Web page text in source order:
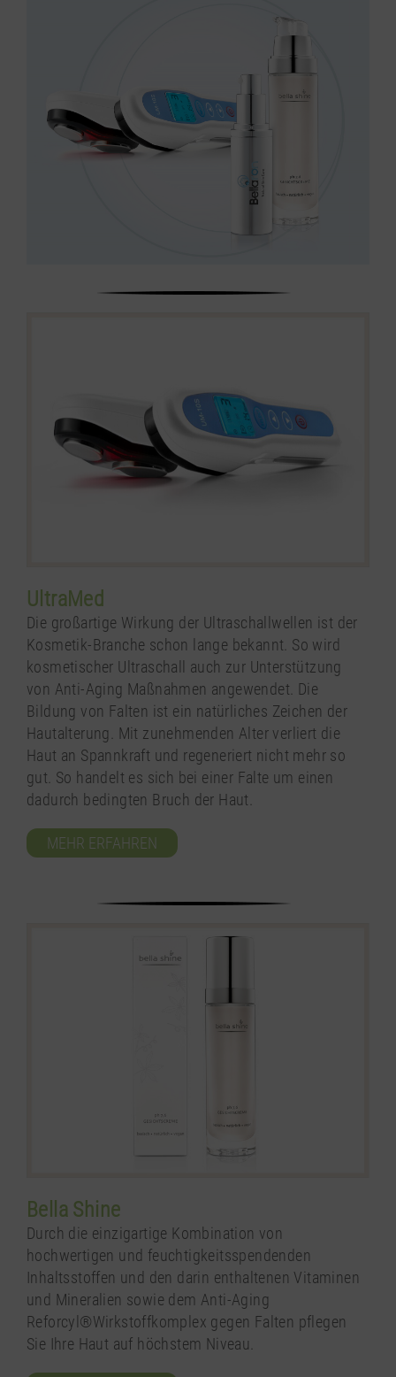
UltraMed
Die großartige Wirkung der Ultraschallwellen ist der
Kosmetik-Branche schon lange bekannt. So wird
kosmetischer Ultraschall auch zur Unterstützung
von Anti-Aging Maßnahmen angewendet. Die
Bildung von Falten ist ein natürliches Zeichen der
Hautalterung. Mit zunehmenden Alter verliert die
Haut an Spannkraft und regeneriert nicht mehr so
gut. So handelt es sich bei einer Falte um einen
dadurch bedingten Bruch der Haut.
MEHR ERFAHREN
Bella Shine
Durch die einzigartige Kombination von
hochwertigen und feuchtigkeitsspendenden
Inhaltsstoffen und den darin enthaltenen Vitaminen
und Mineralien sowie dem Anti-Aging
Reforcyl®Wirkstoffkomplex gegen Falten pflegen
Sie Ihre Haut auf höchstem Niveau.